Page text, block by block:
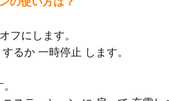
フにします。
るか 一時停止 します。